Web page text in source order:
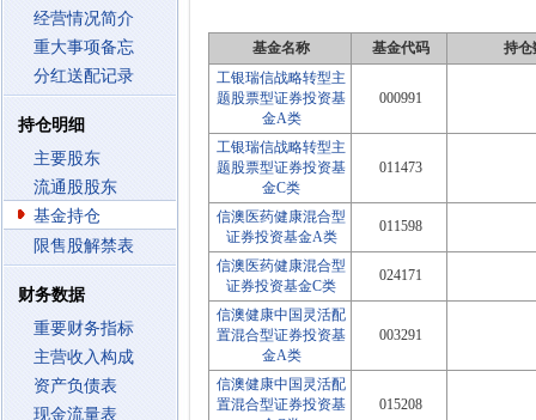
经营情况简介
重大事项备忘
分红送配记录
持仓明细
主要股东
流通股股东
基金持仓
限售股解禁表
财务数据
重要财务指标
主营收入构成
资产负债表
现金流量表
基金名称 基金代码
持仓
工银瑞信战略转型主
题股票型证券投资基
金A类
000991
工银瑞信战略转型主
题股票型证券投资基
金C类
011473
信澳医药健康混合型
证券投资基金A类
011598
信澳医药健康混合型
证券投资基金C类
024171
信澳健康中国灵活配
置混合型证券投资基
金A类
003291
信澳健康中国灵活配
置混合型证券投资基
015208